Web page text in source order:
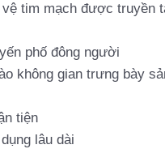
vệ tim mạch được truyền
phố đông người
không gian trưng bày
tiện
lâu dài